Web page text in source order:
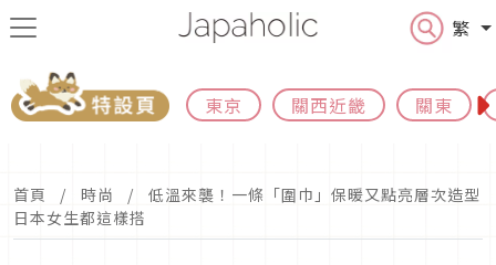
繁
東京 關西近畿 關東
首頁 時尚
低溫來襲！一條「圍巾」保暖又點亮層次造型
日本女生都這樣搭